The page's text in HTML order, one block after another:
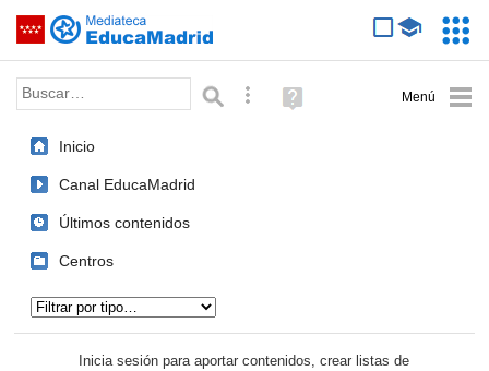
Saltar navegación
Palabra o frase: Búsqueda avanzada
Ayuda
(en
Inicio
Canal EducaMadrid
Últimos contenidos
Centros
Inicia sesión para aportar contenidos, crear listas de